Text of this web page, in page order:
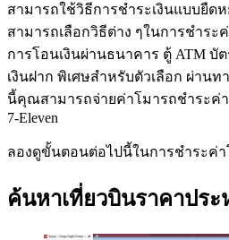
สามารถใช้วิธีการชำระเงินแบบยื
สามารถเลือกวิธีต่าง ๆในการชำระ
การโอนเงินผ่านธนาคาร ตู้ ATM บั
เงินฝาก พิเศษสำหรับตัวเลือก ผ่านท
นี้คุณสามารถจ่ายค่าโมารถชำระค่า
7-Eleven
ลองดูขั้นตอนต่อไปนี้ในการชำระค่า
ค้นหาเที่ยวบินราคาประ